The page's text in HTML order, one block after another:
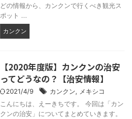
どの情報から、カンクンで行くべき観光ス
ポット ...
カンクン
【2020年度版】カンクンの治安
ってどうなの？【治安情報】
2021/4/9 カンクン, メキシコ
こんにちは、えーきちです。 今回は「カン
クンの治安」についてまとめていきます。